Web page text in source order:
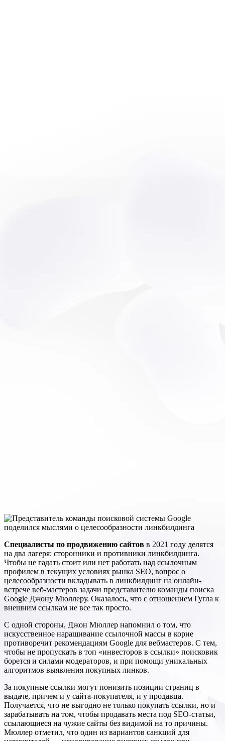
Специалисты по продвижению сайтов в 2021 году делятся
на два лагеря: сторонники и противники линкбилдинга.
Чтобы не гадать стоит или нет работать над ссылочным
профилем в текущих условиях рынка SEO, вопрос о
целесообразности вкладывать в линкбилдинг на онлайн-
встрече веб-мастеров задачи представителю команды поиска
Google Джону Мюллеру. Оказалось, что с отношением Гугла к
внешним ссылкам не все так просто.
С одной стороны, Джон Мюллер напомнил о том, что
искусственное наращивание ссылочной массы в корне
противоречит рекомендациям Google для вебмастеров. С тем,
чтобы не пропускать в топ «инвесторов в ссылки» поисковик
борется и силами модераторов, и при помощи уникальных
алгоритмов выявления покупных линков.
За покупные ссылки могут понизить позиции страниц в
выдаче, причем и у сайта-покупателя, и у продавца.
Получается, что не выгодно не только покупать ссылки, но и
зарабатывать на том, чтобы продавать места под SEO-статьи,
ссылающиеся на чужие сайты без видимой на то причины.
Мюллер отметил, что один из вариантов санкций для